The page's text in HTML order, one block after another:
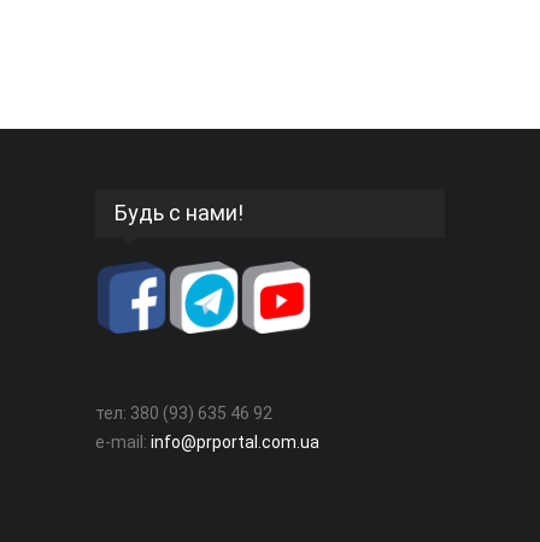
Будь с нами!
тел: 380 (93) 635 46 92
e-mail: info@prportal.com.ua